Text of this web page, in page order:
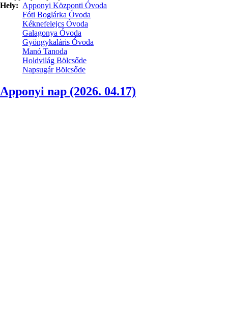
Hely
Apponyi Központi Óvoda
Fóti Boglárka Óvoda
Kéknefelejcs Óvoda
Galagonya Óvoda
Gyöngykaláris Óvoda
Manó Tanoda
Holdvilág Bölcsőde
Napsugár Bölcsőde
Apponyi nap (2026. 04.17)